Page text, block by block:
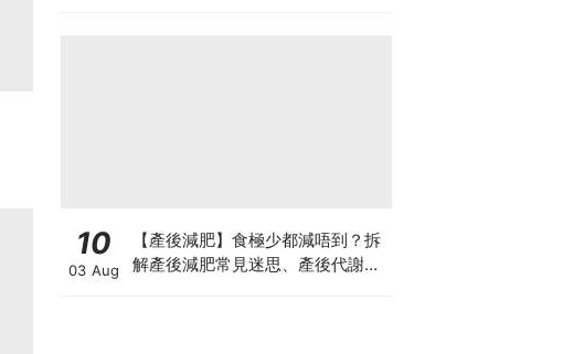
10
03 Aug
【產後減肥】食極少都減唔到？拆
解產後減肥常見迷思、產後代謝、